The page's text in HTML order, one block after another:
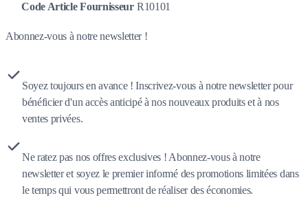
Code Article Fournisseur R10101
Abonnez-vous à notre newsletter !
Soyez toujours en avance ! Inscrivez-vous à notre newsletter pour
bénéficier d'un accès anticipé à nos nouveaux produits et à nos
ventes privées.
Ne ratez pas nos offres exclusives ! Abonnez-vous à notre
newsletter et soyez le premier informé des promotions limitées dans
le temps qui vous permettront de réaliser des économies.